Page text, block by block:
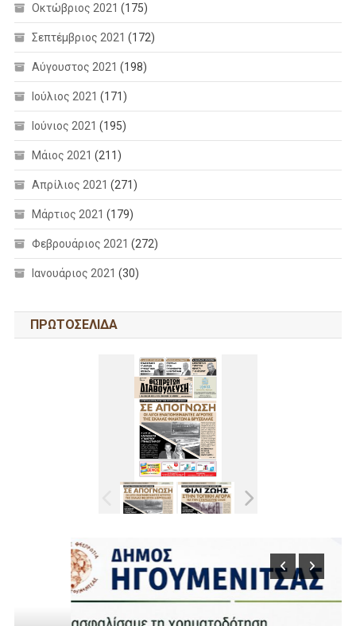
Οκτώβριος 2021 (175)
Σεπτέμβριος 2021 (172)
Αύγουστος 2021 (198)
Ιούλιος 2021 (171)
Ιούνιος 2021 (195)
Μάιος 2021 (211)
Απρίλιος 2021 (271)
Μάρτιος 2021 (179)
Φεβρουάριος 2021 (272)
Ιανουάριος 2021 (30)
ΠΡΩΤΟΣΕΛΙΔΑ